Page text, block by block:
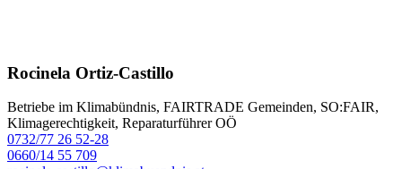
Rocinela Ortiz-Castillo
Betriebe im Klimabündnis, FAIRTRADE Gemeinden, SO:FAIR,
Klimagerechtigkeit, Reparaturführer OÖ
0732/77 26 52-28
0660/14 55 709